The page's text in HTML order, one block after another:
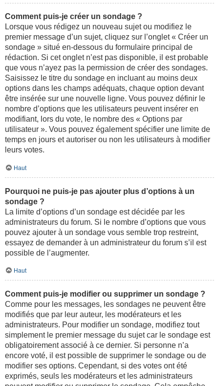
Comment puis-je créer un sondage ?
Lorsque vous rédigez un nouveau sujet ou modifiez le
premier message d’un sujet, cliquez sur l’onglet « Créer un
sondage » situé en-dessous du formulaire principal de
rédaction. Si cet onglet n’est pas disponible, il est probable
que vous n’ayez pas la permission de créer des sondages.
Saisissez le titre du sondage en incluant au moins deux
options dans les champs adéquats, chaque option devant
être insérée sur une nouvelle ligne. Vous pouvez définir le
nombre d’options que les utilisateurs peuvent insérer en
modifiant, lors du vote, le nombre des « Options par
utilisateur ». Vous pouvez également spécifier une limite de
temps en jours et autoriser ou non les utilisateurs à modifier
leurs votes.
Haut
Pourquoi ne puis-je pas ajouter plus d’options à un
sondage ?
La limite d’options d’un sondage est décidée par les
administrateurs du forum. Si le nombre d’options que vous
pouvez ajouter à un sondage vous semble trop restreint,
essayez de demander à un administrateur du forum s’il est
possible de l’augmenter.
Haut
Comment puis-je modifier ou supprimer un sondage ?
Comme pour les messages, les sondages ne peuvent être
modifiés que par leur auteur, les modérateurs et les
administrateurs. Pour modifier un sondage, modifiez tout
simplement le premier message du sujet car le sondage est
obligatoirement associé à ce dernier. Si personne n’a
encore voté, il est possible de supprimer le sondage ou de
modifier ses options. Cependant, si des votes ont été
exprimés, seuls les modérateurs et les administrateurs